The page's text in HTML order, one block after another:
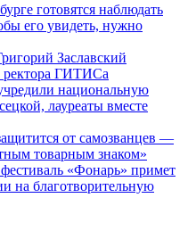
готовятся наблюдать
его увидеть, нужно
Заславский
ректора ГИТИСа
национальную
лауреаты вместе
от самозванцев —
товарным знаком»
«Фонарь» примет
на благотворительную